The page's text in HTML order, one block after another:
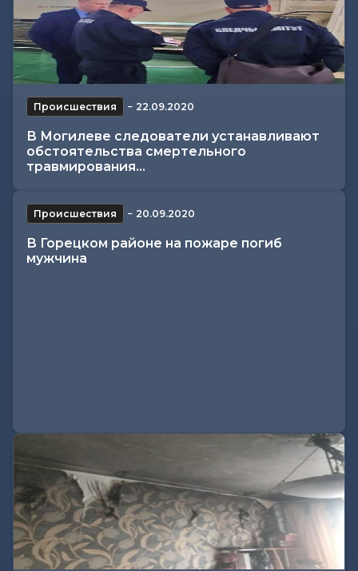
Происшествия − 22.09.2020
В Могилеве следователи устанавливают
обстоятельства смертельного
травмирования...
Происшествия − 20.09.2020
В Горецком районе на пожаре погиб
мужчина